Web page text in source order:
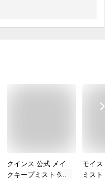
クインス 公式 メイ
クキープミスト 保湿
モイス
ミス